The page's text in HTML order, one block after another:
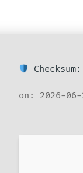
on: 2026-06-